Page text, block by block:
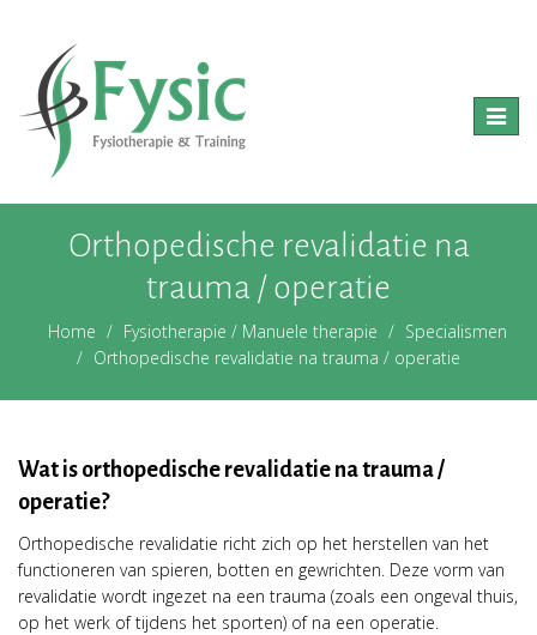
Toggle
Orthopedische revalidatie na
trauma / operatie
Home Fysiotherapie / Manuele therapie
Specialismen
Orthopedische revalidatie na trauma / operatie
Wat is orthopedische revalidatie na trauma /
operatie?
Orthopedische revalidatie richt zich op het herstellen van het
functioneren van spieren, botten en gewrichten. Deze vorm van
revalidatie wordt ingezet na een trauma (zoals een ongeval thuis,
op het werk of tijdens het sporten) of na een operatie.